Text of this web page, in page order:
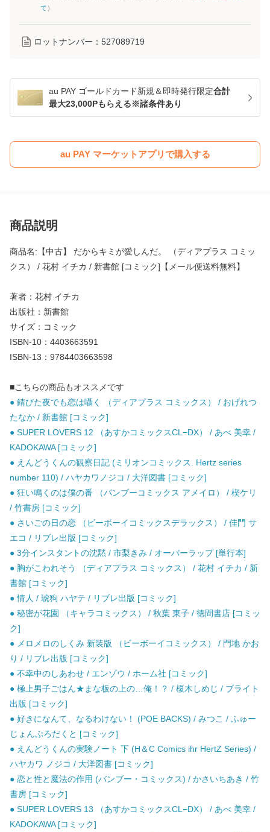
て ）
ロットナンバー： 527089719
au PAY ゴールドカード新規＆即時発行限定合計
最大23,000Pもらえる※諸条件あり
au PAY マーケットアプリで購入する
商品説明
商品名:【中古】 だからキミが愛しんだ。 （ディアプラス コミッ
クス） / 花村 イチカ / 新書館 [コミック]【メール便送料無料】
著者：花村 イチカ
出版社：新書館
サイズ：コミック
ISBN-10：4403663591
ISBN-13：9784403663598
■こちらの商品もオススメです
● 錆びた夜でも恋は囁く （ディアプラス コミックス） / おげれつ
たなか / 新書館 [コミック]
● SUPER LOVERS 12 （あすかコミックスCL−DX） / あべ 美幸 /
KADOKAWA [コミック]
● えんどうくんの観察日記 (ミリオンコミックス. Hertz series
number 110) / ハヤカワノジコ / 大洋図書 [コミック]
● 狂い鳴くのは僕の番 （バンブーコミックス アメイロ） / 楔ケリ
/ 竹書房 [コミック]
● さいごの日の恋 （ビーボーイコミックスデラックス） / 佳門 サ
エコ / リブレ出版 [コミック]
● 3分インスタントの沈黙 / 市梨きみ / オーバーラップ [単行本]
● 胸がこわれそう （ディアプラス コミックス） / 花村 イチカ / 新
書館 [コミック]
● 情人 / 琥狗 ハヤテ / リブレ出版 [コミック]
● 秘密が花園 （キャラコミックス） / 秋葉 東子 / 徳間書店 [コミッ
ク]
● メロメロのしくみ 新装版 （ビーボーイコミックス） / 門地 かお
り / リブレ出版 [コミック]
● 不幸中のしあわせ / エンゾウ / ホーム社 [コミック]
● 極上男子ごはん★まな板の上の…俺！？ / 榎木しめじ / ブライト
出版 [コミック]
● 好きになんて、なるわけない！ (POE BACKS) / みつこ / ふゅー
じょんぷろだくと [コミック]
● えんどうくんの実験ノート 下 (H＆C Comics ihr HertZ Series) /
ハヤカワ ノジコ / 大洋図書 [コミック]
● 恋と性と魔法の作用 (バンブー・コミックス) / かさいちあき / 竹
書房 [コミック]
● SUPER LOVERS 13 （あすかコミックスCL−DX） / あべ 美幸 /
KADOKAWA [コミック]